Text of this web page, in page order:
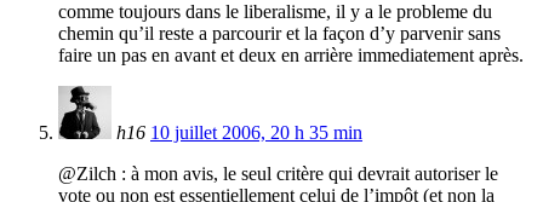
comme toujours dans le liberalisme, il y a le probleme du
chemin qu’il reste a parcourir et la façon d’y parvenir sans
faire un pas en avant et deux en arrière immediatement après.
h16 10 juillet 2006, 20 h 35 min
@Zilch : à mon avis, le seul critère qui devrait autoriser le
vote ou non est essentiellement celui de l’impôt (et non la